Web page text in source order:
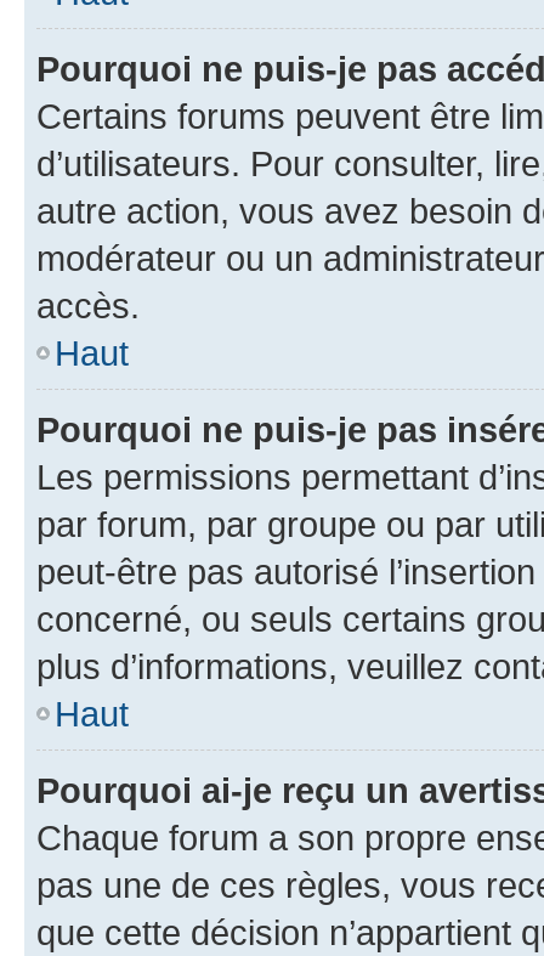
Pourquoi ne puis-je pas
Certains forums peuvent être
d’utilisateurs. Pour consulter,
autre action, vous avez besoin
modérateur ou un
accès.
Haut
Pourquoi ne puis-je pas
Les permissions permettant
par forum, par groupe ou par
peut-être pas autorisé
concerné, ou seuls certains
plus d’informations, veuillez
Haut
Pourquoi ai-je reçu un
Chaque forum a son propre
pas une de ces règles, vous
que cette décision n’appartient